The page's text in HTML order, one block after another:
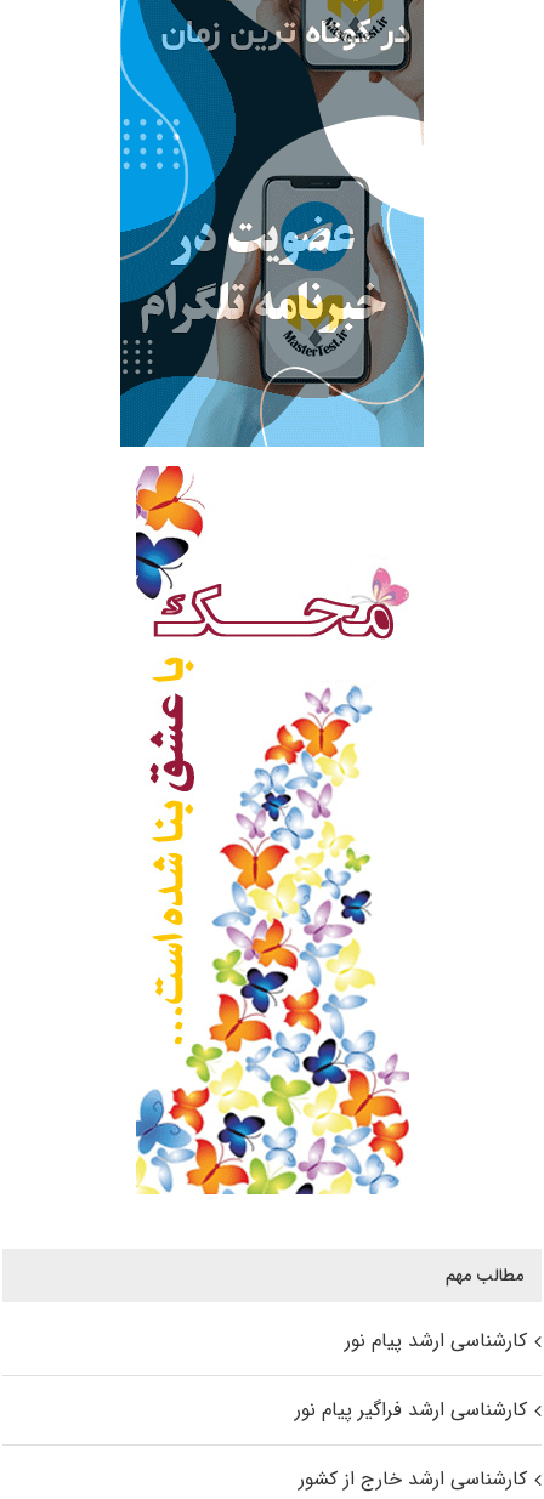
مطالب مهم
کارشناسی ارشد پیام نور
کارشناسی ارشد فراگیر پیام نور
کارشناسی ارشد خارج از کشور